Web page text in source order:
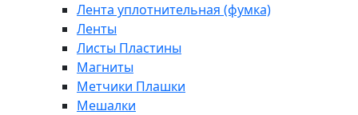
Лента уплотнительная (фумка)
Ленты
Листы Пластины
Магниты
Метчики Плашки
Мешалки